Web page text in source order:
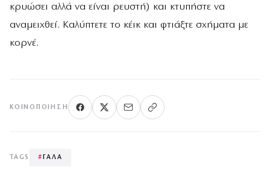
κρυώσει αλλά να είναι ρευστή) και κτυπήστε να
αναμειχθεί. Καλύπτετε το κέικ και φτιάξτε σχήματα με
κορνέ.
ΚΟΙΝΟΠΟΊΗΣΗ
TAGS # ΓΑΛΑ